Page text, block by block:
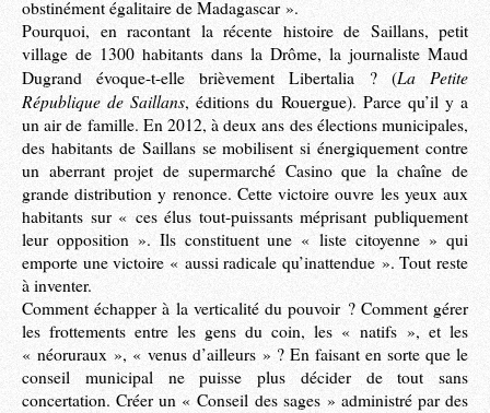
obstinément égalitaire de Madagascar ».
Pourquoi, en racontant la récente histoire de Saillans, petit
village de 1300 habitants dans la Drôme, la journaliste Maud
Dugrand évoque-t-elle brièvement Libertalia ? (La Petite
République de Saillans, éditions du Rouergue). Parce qu’il y a
un air de famille. En 2012, à deux ans des élections municipales,
des habitants de Saillans se mobilisent si énergiquement contre
un aberrant projet de supermarché Casino que la chaîne de
grande distribution y renonce. Cette victoire ouvre les yeux aux
habitants sur « ces élus tout-puissants méprisant publiquement
leur opposition ». Ils constituent une « liste citoyenne » qui
emporte une victoire « aussi radicale qu’inattendue ». Tout reste
à inventer.
Comment échapper à la verticalité du pouvoir ? Comment gérer
les frottements entre les gens du coin, les « natifs », et les
« néoruraux », « venus d’ailleurs » ? En faisant en sorte que le
conseil municipal ne puisse plus décider de tout sans
concertation. Créer un « Conseil des sages » administré par des